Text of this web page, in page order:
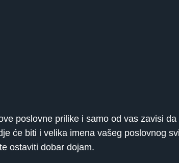
poslovne prilike i samo od vas zavisi
će biti i velika imena vašeg poslovnog
ostaviti dobar dojam.